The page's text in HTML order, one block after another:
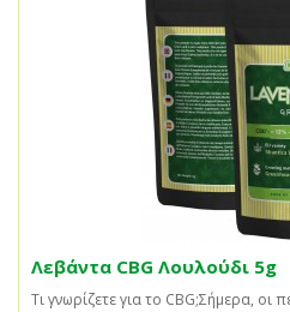
Λεβάντα CBG Λουλούδι 5g
Τι γνωρίζετε για το CBG;Σήμερα, οι